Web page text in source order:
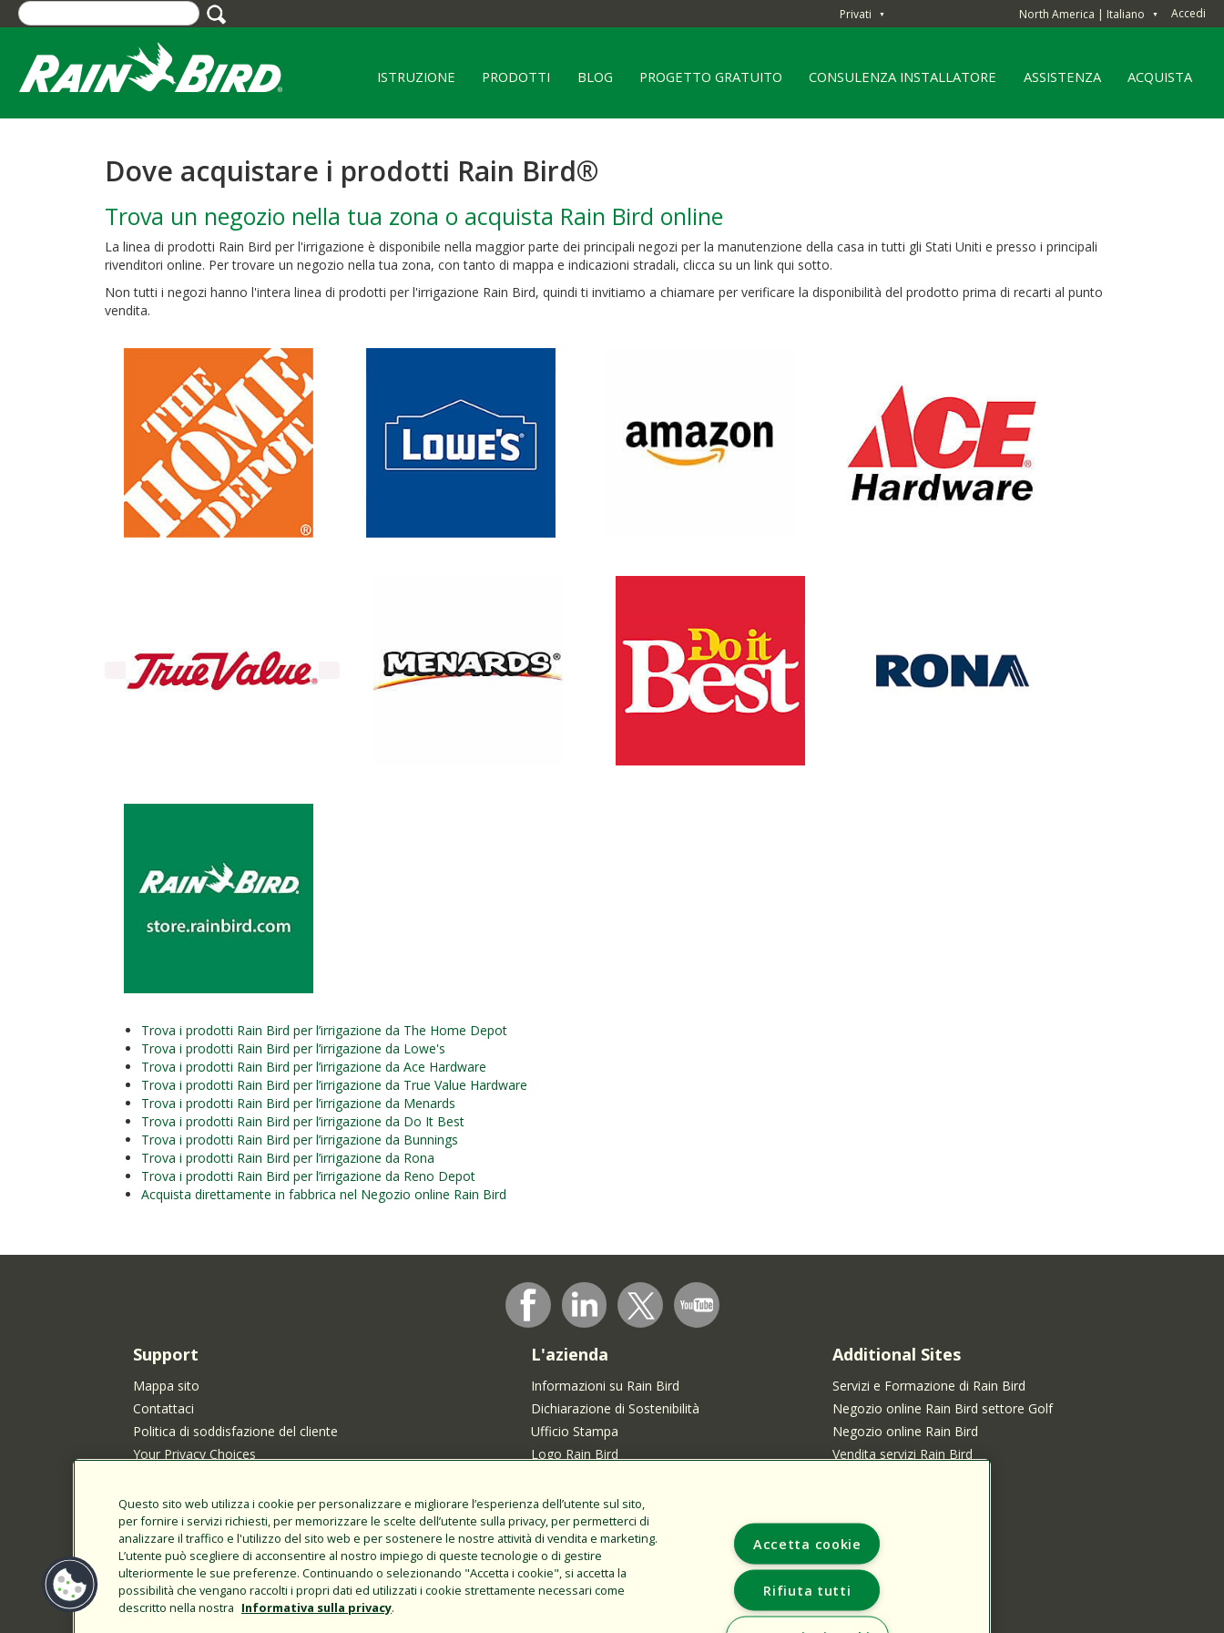
Skip
to
content
Privati ▼ North America | Italiano ▼ Accedi
ISTRUZIONE PRODOTTI BLOG PROGETTO GRATUITO CONSULENZA INSTALLATORE ASSISTENZA ACQUISTA
Dove acquistare i prodotti Rain Bird®
Trova un negozio nella tua zona o acquista Rain Bird online
La linea di prodotti Rain Bird per l'irrigazione è disponibile nella maggior parte dei principali negozi per la manutenzione della casa in tutti gli Stati Uniti e presso i principali
rivenditori online. Per trovare un negozio nella tua zona, con tanto di mappa e indicazioni stradali, clicca su un link qui sotto.
Non tutti i negozi hanno l'intera linea di prodotti per l'irrigazione Rain Bird, quindi ti invitiamo a chiamare per verificare la disponibilità del prodotto prima di recarti al punto
vendita.
Trova i prodotti Rain Bird per l’irrigazione da The Home Depot
Trova i prodotti Rain Bird per l’irrigazione da Lowe's
Trova i prodotti Rain Bird per l’irrigazione da Ace Hardware
Trova i prodotti Rain Bird per l’irrigazione da True Value Hardware
Trova i prodotti Rain Bird per l’irrigazione da Menards
Trova i prodotti Rain Bird per l’irrigazione da Do It Best
Trova i prodotti Rain Bird per l’irrigazione da Bunnings
Trova i prodotti Rain Bird per l’irrigazione da Rona
Trova i prodotti Rain Bird per l’irrigazione da Reno Depot
Acquista direttamente in fabbrica nel Negozio online Rain Bird
Support
Mappa sito
Contattaci
Politica di soddisfazione del cliente
Your Privacy Choices
Informativa sui cookie
Informativa sulla privacy di Rain Bird per i residenti in
California
Invio di idee per nuovi prodotti
Termini di utilizzo
Transparency Act della California
L'azienda
Informazioni su Rain Bird
Dichiarazione di Sostenibilità
Ufficio Stampa
Logo Rain Bird
Unisciti alla nostra Comunità dei Talenti
Additional Sites
Servizi e Formazione di Rain Bird
Negozio online Rain Bird settore Golf
Negozio online Rain Bird
Vendita servizi Rain Bird
Questo sito web utilizza i cookie per personalizzare e migliorare l’esperienza dell’utente sul sito,
per fornire i servizi richiesti, per memorizzare le scelte dell’utente sulla privacy, per permetterci di
analizzare il traffico e l'utilizzo del sito web e per sostenere le nostre attività di vendita e marketing.
L’utente può scegliere di acconsentire al nostro impiego di queste tecnologie o di gestire
ulteriormente le sue preferenze. Continuando o selezionando "Accetta i cookie", si accetta la
possibilità che vengano raccolti i propri dati ed utilizzati i cookie strettamente necessari come
descritto nella nostra Informativa sulla privacy.
Accetta cookie
Rifiuta tutti